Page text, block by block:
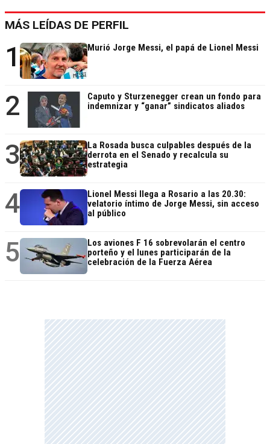
MÁS LEÍDAS DE PERFIL
1 Murió Jorge Messi, el papá de Lionel Messi
2
Caputo y Sturzenegger crean un fondo para
indemnizar y “ganar” sindicatos aliados
3
La Rosada busca culpables después de la
derrota en el Senado y recalcula su
estrategia
4
Lionel Messi llega a Rosario a las 20.30:
velatorio íntimo de Jorge Messi, sin acceso
al público
5
Los aviones F 16 sobrevolarán el centro
porteño y el lunes participarán de la
celebración de la Fuerza Aérea